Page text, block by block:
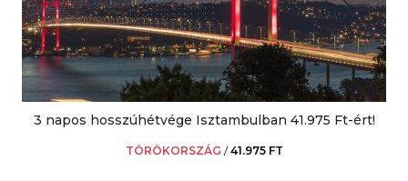
3 napos hosszúhétvége Isztambulban 41.975 Ft-ért!
TÖRÖKORSZÁG /41.975 FT